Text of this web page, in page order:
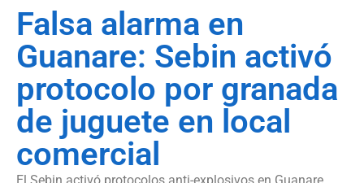
Falsa alarma en
Guanare: Sebin activó
protocolo por granada
de juguete en local
comercial
El Sebin activó protocolos anti-explosivos en Guanare